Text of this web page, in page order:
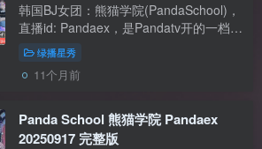
韩国BJ女团：熊猫学院(PandaSchool)，
直播id: Pandaex，是Pandatv开的一档
绿播节目，主持人为男性。BJ们值颜也
高，时不时也会发个骚。本站推荐过 樱
桃酱 짱아신 cherrybest 也是其中一员
绿播星秀
11个月前
Panda School 熊猫学院 Pandaex
20250917 完整版